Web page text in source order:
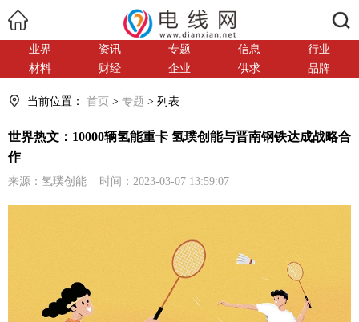
业界 资讯 专题 信息
行业
材料
财经 企业 供求 品牌
当前位置： 首页 > 专题 > 列表
世界热文：10000辆氢能重卡 氢璞创能与晋南钢铁达成战略合
作
来源：氢璞创能 时间：2023-03-07 13:59:07